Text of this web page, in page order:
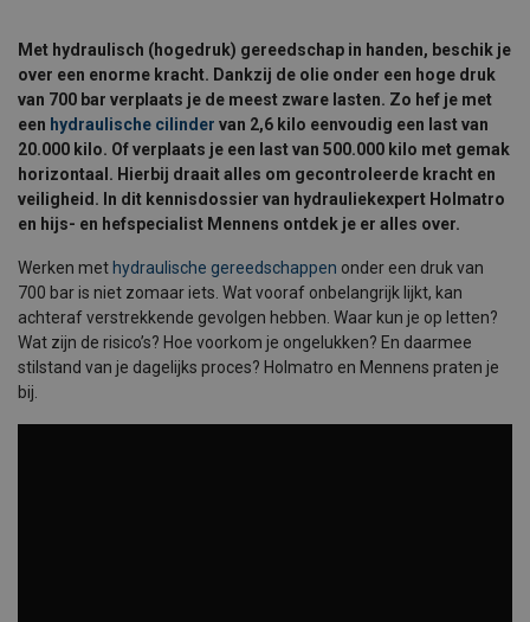
Met hydraulisch (hogedruk) gereedschap in handen, beschik je
over een enorme kracht. Dankzij de olie onder een hoge druk
van 700 bar verplaats je de meest zware lasten. Zo hef je met
een hydraulische cilinder van 2,6 kilo eenvoudig een last van
20.000 kilo. Of verplaats je een last van 500.000 kilo met gemak
horizontaal. Hierbij draait alles om gecontroleerde kracht en
veiligheid. In dit kennisdossier van hydrauliekexpert Holmatro
en hijs- en hefspecialist Mennens ontdek je er alles over.
Werken met hydraulische gereedschappen onder een druk van
700 bar is niet zomaar iets. Wat vooraf onbelangrijk lijkt, kan
achteraf verstrekkende gevolgen hebben. Waar kun je op letten?
Wat zijn de risico’s? Hoe voorkom je ongelukken? En daarmee
stilstand van je dagelijks proces? Holmatro en Mennens praten je
bij.